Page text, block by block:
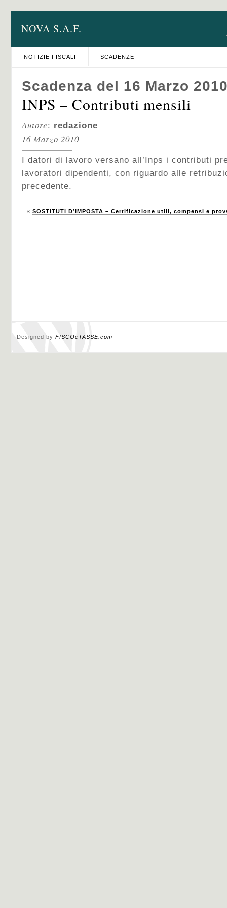
NOVA S.A.F.
NOTIZIE FISCALI SCADENZE
Scadenza del 16 Marzo
INPS – Contributi mensili
Autore: redazione
16 Marzo 2010
I datori di lavoro versano all’Inps i contributi
lavoratori dipendenti, con riguardo alle
precedente.
« SOSTITUTI D’IMPOSTA – Certificazione utili, compensi e
Designed by FISCOeTASSE.com